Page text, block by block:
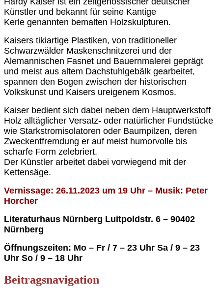
Künstler und bekannt für seine Kantige
Kerle genannten bemalten Holzskulpturen.
Kaisers tikiartige Plastiken, von traditioneller
Schwarzwälder Maskenschnitzerei und der
Alemannischen Fasnet und Bauernmalerei geprägt
und meist aus altem Dachstuhlgebälk gearbeitet,
spannen den Bogen zwischen der historischen
Volkskunst und Kaisers ureigenem Kosmos.
Kaiser bedient sich dabei neben dem Hauptwerkstoff
Holz alltäglicher Versatz- oder natürlicher Fundstücke
wie Starkstromisolatoren oder Baumpilzen, deren
Zweckentfremdung er auf meist humorvolle bis
scharfe Form zelebriert.
Der Künstler arbeitet dabei vorwiegend mit der
Kettensäge.
Vernissage: 26.11.2023 um 19 Uhr – Musik: Peter
Horcher
Literaturhaus Nürnberg Luitpoldstr. 6 – 90402
Nürnberg
Öffnungszeiten: Mo – Fr / 7 – 23 Uhr Sa / 9 – 23
Uhr So / 9 – 18 Uhr
Beitragsnavigation